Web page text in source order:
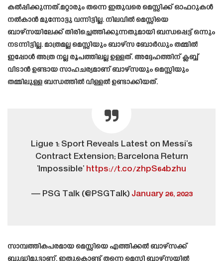
കൽപ്പിക്കുന്നത്.മറ്റാരും തന്നെ ഇതുവരെ മെസ്സിക്ക് ഓഫറുകൾ
നൽകാൻ മുന്നോട്ടു വന്നിട്ടില്ല. നിലവിൽ മെസ്സിയെ
ബാഴ്സയിലേക്ക് തിരിച്ചെത്തിക്കുന്നതുമായി ബന്ധപ്പെട്ട് ഒന്നും
നടന്നിട്ടില്ല. മാത്രമല്ല മെസ്സിയും ബാഴ്സ ബോർഡും തമ്മിൽ
ഇപ്പോൾ അത്ര നല്ല രൂപത്തിലല്ല ഉള്ളത്. അദ്ദേഹത്തിന് ക്ലബ്ബ്
വിടാൻ ഉണ്ടായ സാഹചര്യമാണ് ബാഴ്സയും മെസ്സിയും
തമ്മിലുള്ള ബന്ധത്തിൽ വിള്ളൽ ഉണ്ടാക്കിയത്.
Ligue 1: Sport Reveals Latest on Messi’s
Contract Extension; Barcelona Return
‘Impossible’ https://t.co/zhpS64bzhu
— PSG Talk (@PSGTalk) January 26, 2023
സാമ്പത്തികപരമായ മെസ്സിയെ എത്തിക്കൽ ബാഴ്സക്ക്
ബുദ്ധിമുട്ടാണ്. ഇതുകൊണ്ട് തന്നെ മെസ്സി ബാഴ്സയിൽ